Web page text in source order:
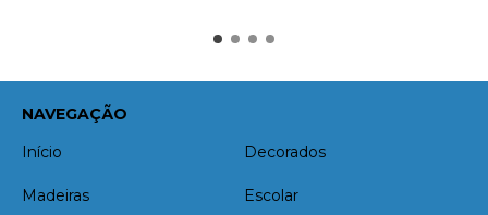
NAVEGAÇÃO
Início
Decorados
Madeiras Escolar